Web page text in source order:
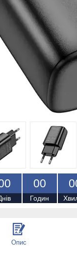
0 00
Годин
0
Опис